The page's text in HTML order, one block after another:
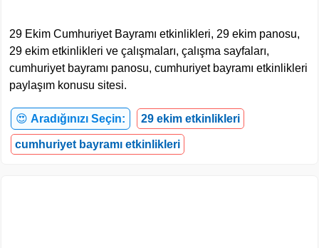
29 Ekim Cumhuriyet Bayramı etkinlikleri, 29 ekim panosu,
29 ekim etkinlikleri ve çalışmaları, çalışma sayfaları,
cumhuriyet bayramı panosu, cumhuriyet bayramı etkinlikleri
paylaşım konusu sitesi.
😍 Aradığınızı Seçin: 29 ekim etkinlikleri
cumhuriyet bayramı etkinlikleri